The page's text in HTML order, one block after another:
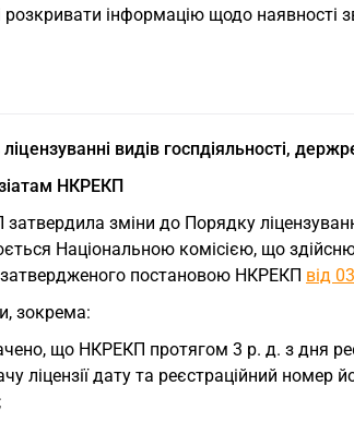
розкривати інформацію щодо наявності
видів госпдіяльності,
НКРЕКП
зміни до Порядку
Національною комісією, що
затвердженого постановою НКРЕКП від
зокрема:
що НКРЕКП протягом 3 р. д. з дня
ліцензії дату та реєстраційний номер